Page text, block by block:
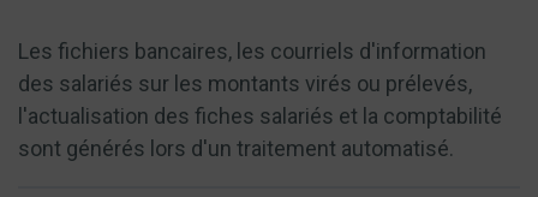
Les fichiers bancaires, les courriels d'information
des salariés sur les montants virés ou prélevés,
l'actualisation des fiches salariés et la comptabilité
sont générés lors d'un traitement automatisé.